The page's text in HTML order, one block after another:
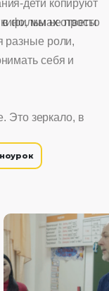
дети копируют
в фильмах ответы
мы не просто
разные роли,
себя и
Это зеркало, в